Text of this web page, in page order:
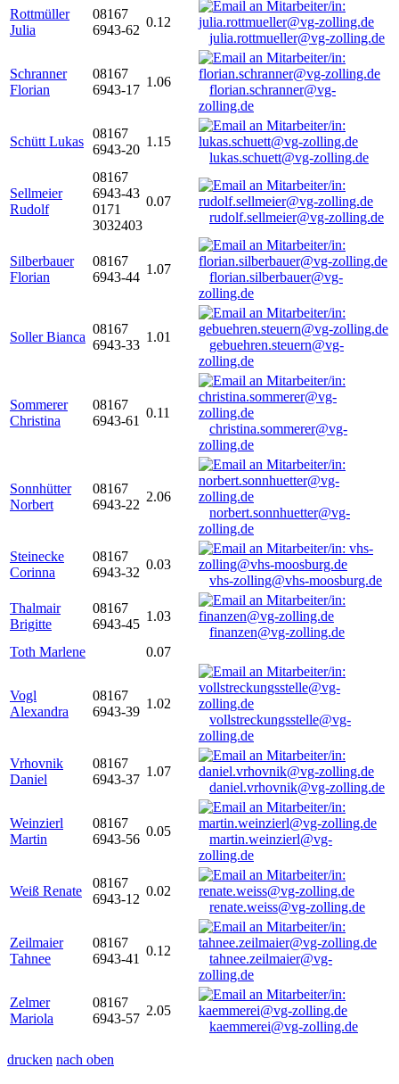
Rottmüller
Julia
08167
6943-62
0.12
julia.rottmueller@vg-zolling.de
Schranner
Florian
08167
6943-17
1.06
florian.schranner@vg-
zolling.de
Schütt Lukas
08167
6943-20
1.15
lukas.schuett@vg-zolling.de
Sellmeier
Rudolf
08167
6943-43
0171
3032403
0.07
rudolf.sellmeier@vg-zolling.de
Silberbauer
Florian
08167
6943-44
1.07
florian.silberbauer@vg-
zolling.de
Soller Bianca
08167
6943-33
1.01
gebuehren.steuern@vg-
zolling.de
Sommerer
Christina
08167
6943-61
0.11
christina.sommerer@vg-
zolling.de
Sonnhütter
Norbert
08167
6943-22
2.06
norbert.sonnhuetter@vg-
zolling.de
Steinecke
Corinna
08167
6943-32
0.03
vhs-zolling@vhs-moosburg.de
Thalmair
Brigitte
08167
6943-45
1.03
finanzen@vg-zolling.de
Toth Marlene
0.07
Vogl
Alexandra
08167
6943-39
1.02
vollstreckungsstelle@vg-
zolling.de
Vrhovnik
Daniel
08167
6943-37
1.07
daniel.vrhovnik@vg-zolling.de
Weinzierl
Martin
08167
6943-56
0.05
martin.weinzierl@vg-
zolling.de
Weiß Renate
08167
6943-12
0.02
renate.weiss@vg-zolling.de
Zeilmaier
Tahnee
08167
6943-41
0.12
tahnee.zeilmaier@vg-
zolling.de
Zelmer
Mariola
08167
6943-57
2.05
kaemmerei@vg-zolling.de
drucken nach oben